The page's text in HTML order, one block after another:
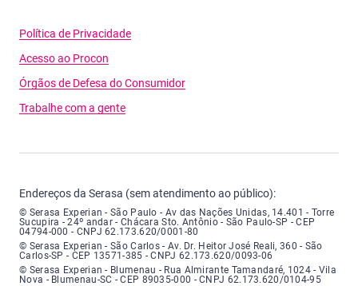
Política de Privacidade
Acesso ao Procon
Órgãos de Defesa do Consumidor
Trabalhe com a gente
Endereços da Serasa (sem atendimento ao público):
Serasa Experian - São Paulo - Endereço: Avenida das Nações Unidas,
© Serasa Experian - São Paulo - Av das Nações Unidas, 14.401 - Torre
Sucupira - 24º andar - Chácara Sto. Antônio - São Paulo-SP - CEP
04794-000 - CNPJ 62.173.620/0001-80
Serasa Experian - São Carlos - Endereço: Avenida Doutor Heitor José
© Serasa Experian - São Carlos - Av. Dr. Heitor José Reali, 360 - São
Carlos-SP - CEP 13571-385 - CNPJ 62.173.620/0093-06
Serasa Experian - Blumenau - Endereço: Rua Almirante Tamandaré,
© Serasa Experian - Blumenau - Rua Almirante Tamandaré, 1024 - Vila
Nova - Blumenau-SC - CEP 89035-000 - CNPJ 62.173.620/0104-95